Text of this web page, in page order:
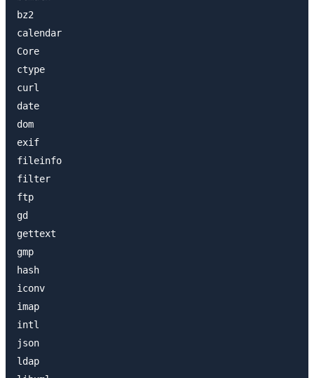
bz2
calendar
Core
ctype
curl
date
dom
exif
fileinfo
filter
ftp
gd
gettext
gmp
hash
iconv
imap
intl
json
ldap